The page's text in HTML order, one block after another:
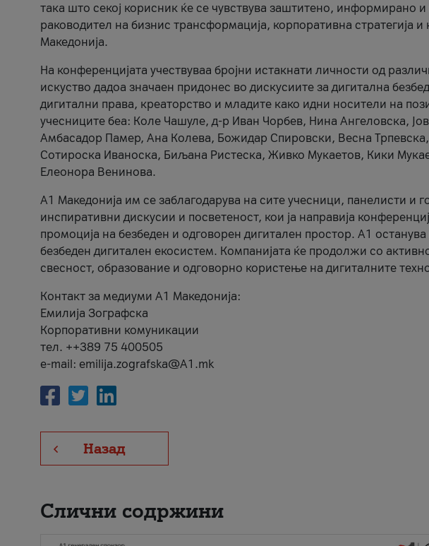
така што секој корисник ќе се чувствува заштитено, информирано
раководител на бизнис трансформација, корпоративна стратегија
Македонија.
На конференцијата учествуваа бројни истакнати личности од
искуство дадоа значаен придонес во дискусиите за дигитална
дигитални права, креаторство и младите како идни носители на
учесниците беа: Коле Чашуле, д-р Иван Чорбев, Нина Ангеловска,
Амбасадор Памер, Ана Колева, Божидар Спировски, Весна
Сотироска Иваноска, Биљана Ристеска, Живко Мукаетов, Кики
Елеонора Венинова.
А1 Македонија им се заблагодарува на сите учесници, панелисти и
инспиративни дискусии и посветеност, кои ја направија
промоција на безбеден и одговорен дигитален простор. А1
безбеден дигитален екосистем. Компанијата ќе продолжи со
свесност, образование и одговорно користење на дигиталните
Контакт за медиуми А1 Македонија:
Емилија Зографска
Корпоративни комуникации
тел. ++389 75 400505
e-mail: emilija.zografska@A1.mk
Назад
Слични содржини